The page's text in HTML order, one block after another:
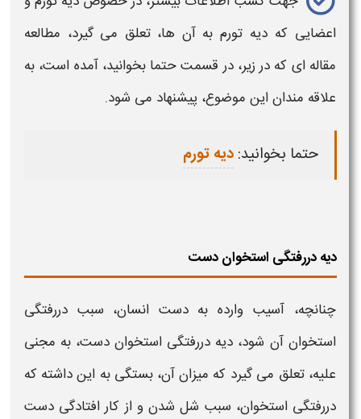
اعضایی که دیه تورم به آن ها، تعلق می گیرد، مطالعه
مقاله ای که در زیر، در قسمت حتما بخوانید، آمده است، به
علاقه مندان این موضوع، پیشنهاد می شود.
حتما بخوانید:دیه تورم
دیه دررفتگی استخوان دست
چنانچه، آسیب وارده به دست انسان، سبب دررفتگی
استخوان آن شود، دیه دررفتگی استخوان دست، به مجنی
علیه، تعلق می گیرد که میزانآن، بستگی به این داشته که
دررفتگی استخوان، سبب شل شدن و از کار افتادگی دست